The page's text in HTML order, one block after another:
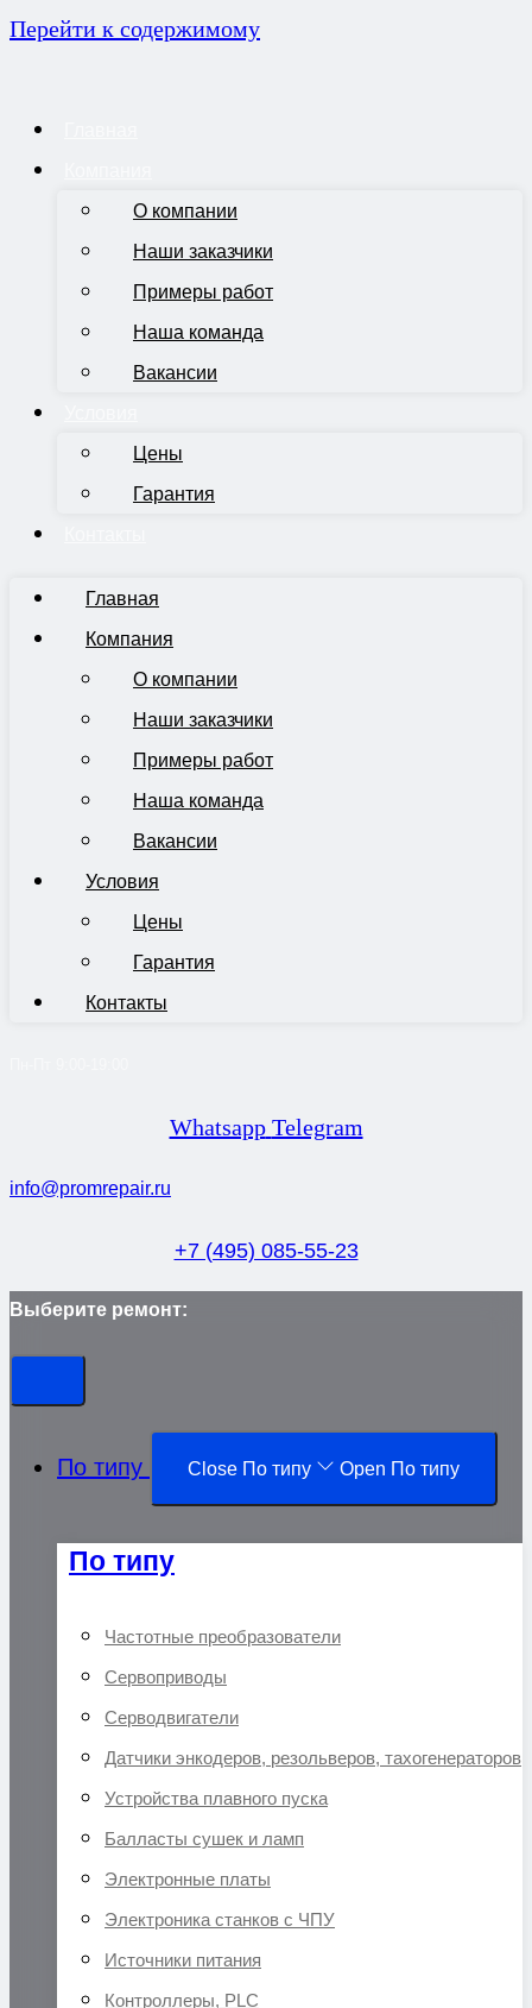
Перейти к содержимому
О компании
Наши заказчики
Примеры работ
Наша команда
Вакансии
Цены
Гарантия
Главная
Компания
О компании
Наши заказчики
Примеры работ
Наша команда
Вакансии
Условия
Цены
Гарантия
Контакты
Whatsapp Telegram
info@promrepair.ru
+7 (495) 085-55-23
Выберите ремонт:
По типу Close По типу Open По типу
По типу
Частотные преобразователи
Сервоприводы
Серводвигатели
Датчики энкодеров, резольверов, тахогенераторов
Устройства плавного пуска
Балласты сушек и ламп
Электронные платы
Электроника станков с ЧПУ
Источники питания
Контроллеры, PLC